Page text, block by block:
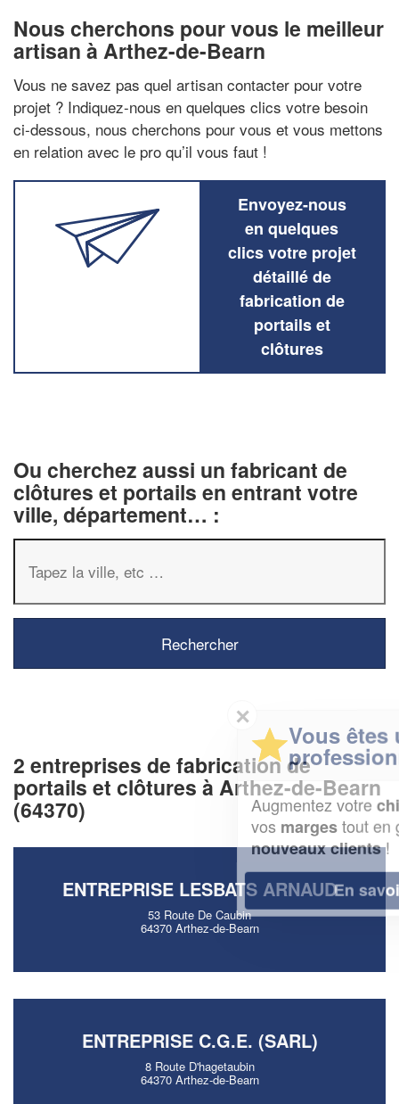
Nous cherchons pour vous le meilleur
artisan à Arthez-de-Bearn
Vous ne savez pas quel artisan contacter pour votre
projet ? Indiquez-nous en quelques clics votre besoin
ci-dessous, nous cherchons pour vous et vous mettons
en relation avec le pro qu’il vous faut !
Envoyez-nous
en quelques
clics votre projet
détaillé de
fabrication de
portails et
clôtures
Ou cherchez aussi un fabricant de
clôtures et portails en entrant votre
ville, département… :
2 entreprises de fabrication de
portails et clôtures à Arthez-de-Bearn
(64370)
ENTREPRISE LESBATS ARNAUD
53 Route De Caubin
64370 Arthez-de-Bearn
ENTREPRISE C.G.E. (SARL)
8 Route D'hagetaubin
64370 Arthez-de-Bearn
Vous êtes un
professionnel ?
chiffre d'affaireset
tout en gagnant de
nouveaux clients!
En savoir plus